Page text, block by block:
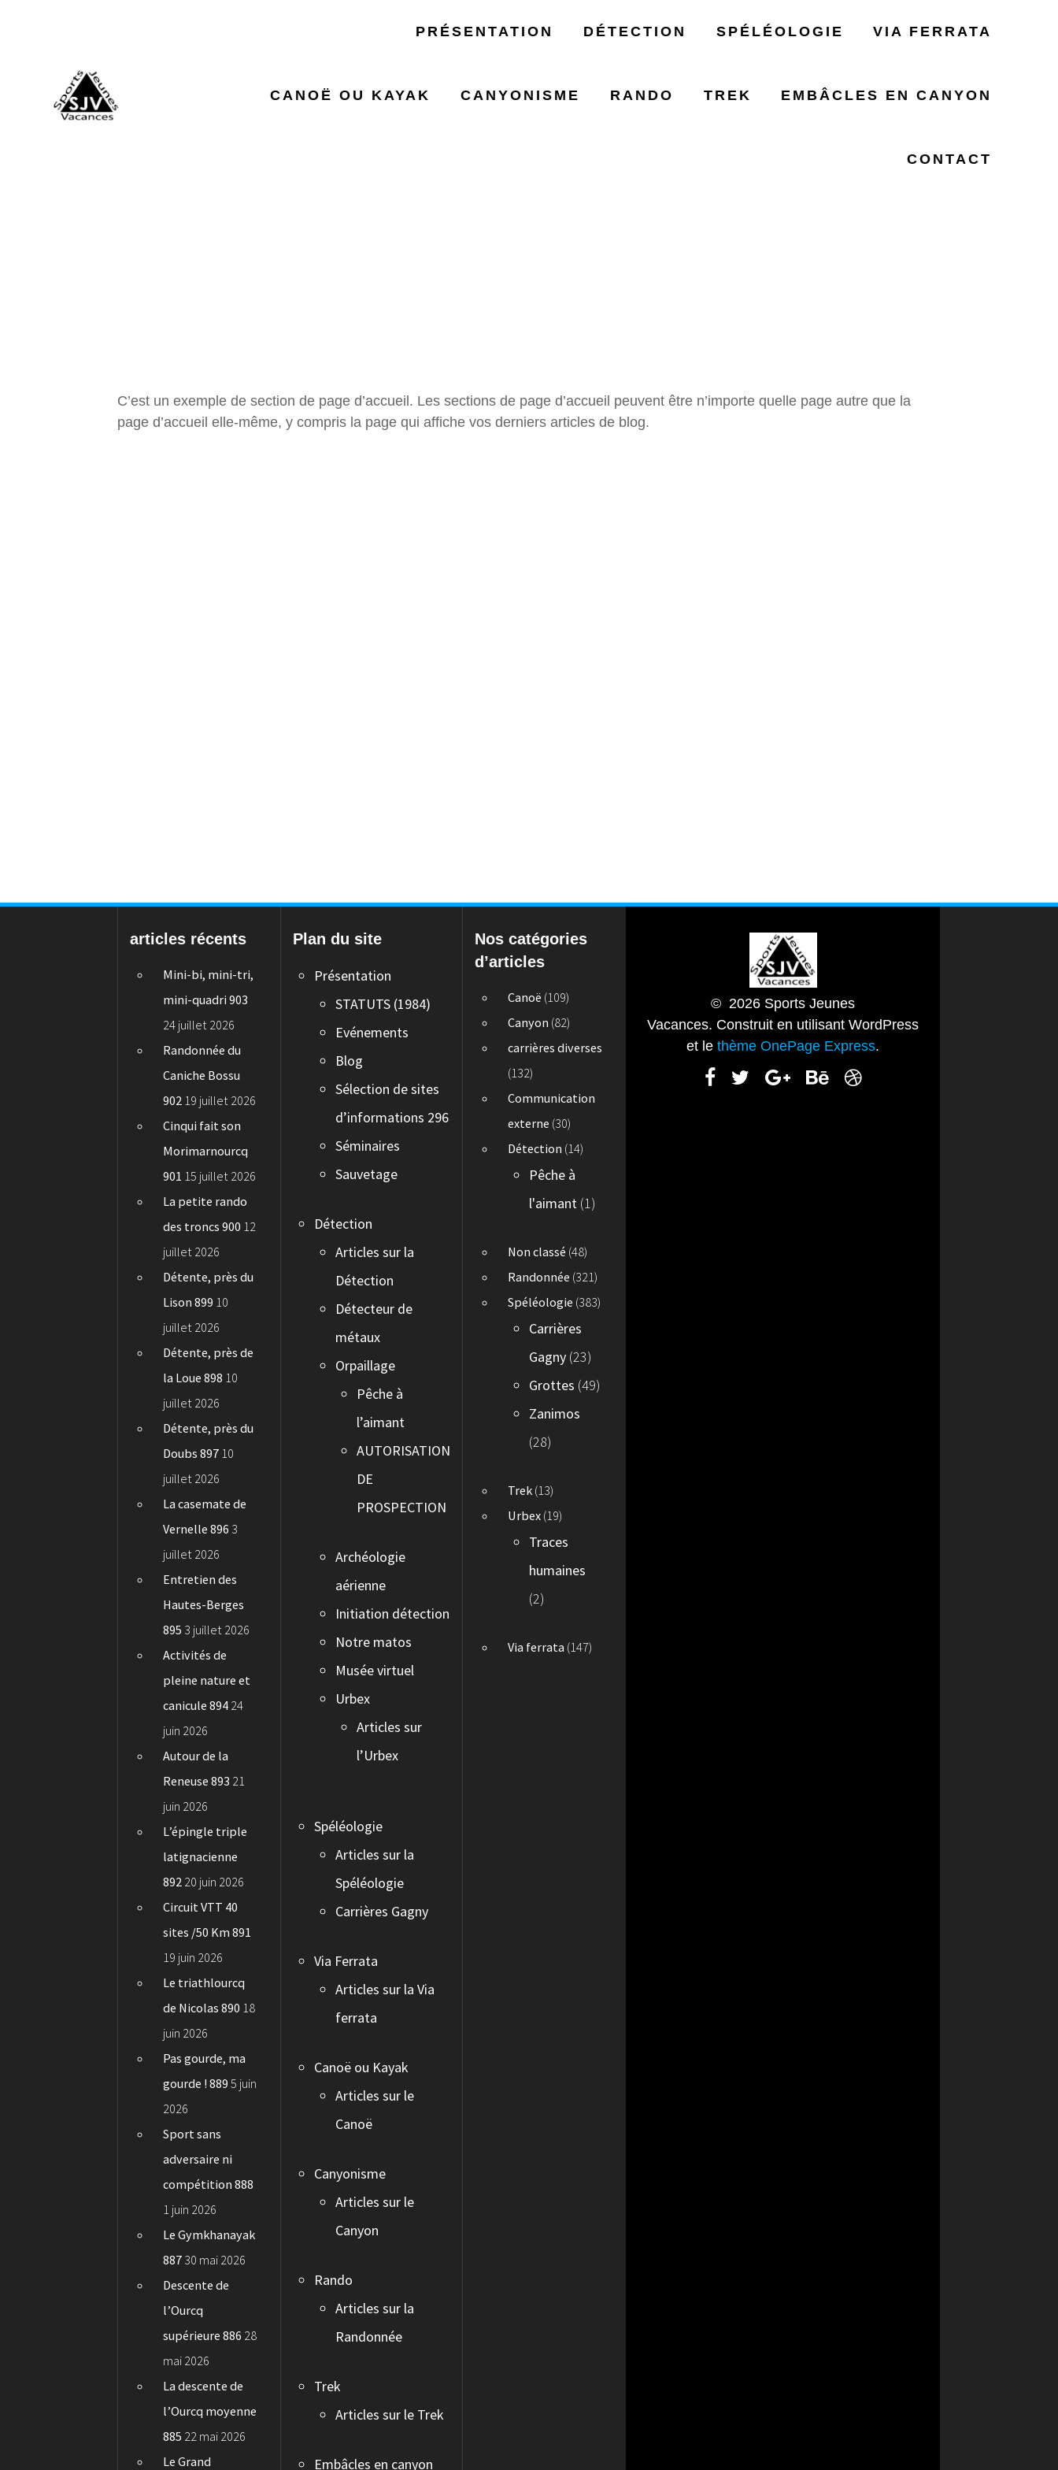
PRÉSENTATION DÉTECTION SPÉLÉOLOGIE VIA FERRATA
CANOË OU KAYAK CANYONISME RANDO TREK EMBÂCLES EN CANYON
CONTACT
UNE SECTION DE PAGE D’ACCUEIL
C’est un exemple de section de page d’accueil. Les sections de page d’accueil peuvent être n’importe quelle page autre que la
page d’accueil elle-même, y compris la page qui affiche vos derniers articles de blog.
articles récents
Mini-bi, mini-tri,
mini-quadri 903
24 juillet 2026
Randonnée du
Caniche Bossu
902 19 juillet 2026
Cinqui fait son
Morimarnourcq
901 15 juillet 2026
La petite rando
des troncs 900 12
juillet 2026
Détente, près du
Lison 899 10
juillet 2026
Détente, près de
la Loue 898 10
juillet 2026
Détente, près du
Doubs 897 10
juillet 2026
La casemate de
Vernelle 896 3
juillet 2026
Entretien des
Hautes-Berges
895 3 juillet 2026
Activités de
pleine nature et
canicule 894 24
juin 2026
Autour de la
Reneuse 893 21
juin 2026
L’épingle triple
latignacienne
892 20 juin 2026
Circuit VTT 40
sites /50 Km 891
19 juin 2026
Le triathlourcq
de Nicolas 890 18
juin 2026
Pas gourde, ma
gourde ! 889 5 juin
2026
Sport sans
adversaire ni
compétition 888
1 juin 2026
Le Gymkhanayak
887 30 mai 2026
Descente de
l’Ourcq
supérieure 886 28
mai 2026
La descente de
l’Ourcq moyenne
885 22 mai 2026
Le Grand
Plan du site
Présentation
STATUTS (1984)
Evénements
Blog
Sélection de sites
d’informations 296
Séminaires
Sauvetage
Détection
Articles sur la
Détection
Détecteur de
métaux
Orpaillage
Pêche à
l’aimant
AUTORISATION
DE
PROSPECTION
Archéologie
aérienne
Initiation détection
Notre matos
Musée virtuel
Urbex
Articles sur
l’Urbex
Spéléologie
Articles sur la
Spéléologie
Carrières Gagny
Via Ferrata
Articles sur la Via
ferrata
Canoë ou Kayak
Articles sur le
Canoë
Canyonisme
Articles sur le
Canyon
Rando
Articles sur la
Randonnée
Trek
Articles sur le Trek
Embâcles en canyon
Nos catégories
d’articles
Canoë (109)
Canyon (82)
carrières diverses
(132)
Communication
externe (30)
Détection (14)
Pêche à
l'aimant (1)
Non classé (48)
Randonnée (321)
Spéléologie (383)
Carrières
Gagny (23)
Grottes (49)
Zanimos
(28)
Trek (13)
Urbex (19)
Traces
humaines
(2)
Via ferrata (147)
© 2026 Sports Jeunes
Vacances. Construit en utilisant WordPress
et lethème OnePage Express.